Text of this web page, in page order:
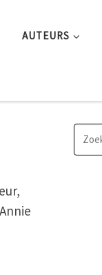
AUTEURS